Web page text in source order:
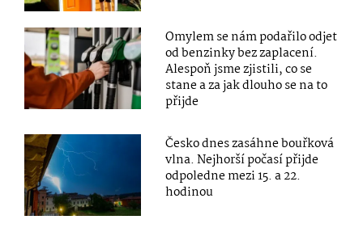
Omylem se nám podařilo odjet
od benzinky bez zaplacení.
Alespoň jsme zjistili, co se
stane a za jak dlouho se na to
přijde
Česko dnes zasáhne bouřková
vlna. Nejhorší počasí přijde
odpoledne mezi 15. a 22.
hodinou